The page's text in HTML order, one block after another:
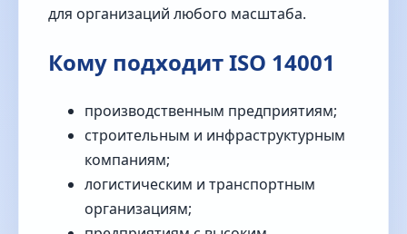
для организаций любого масштаба.
Кому подходит ISO 14001
производственным предприятиям;
строительным и инфраструктурным
компаниям;
логистическим и транспортным
организациям;